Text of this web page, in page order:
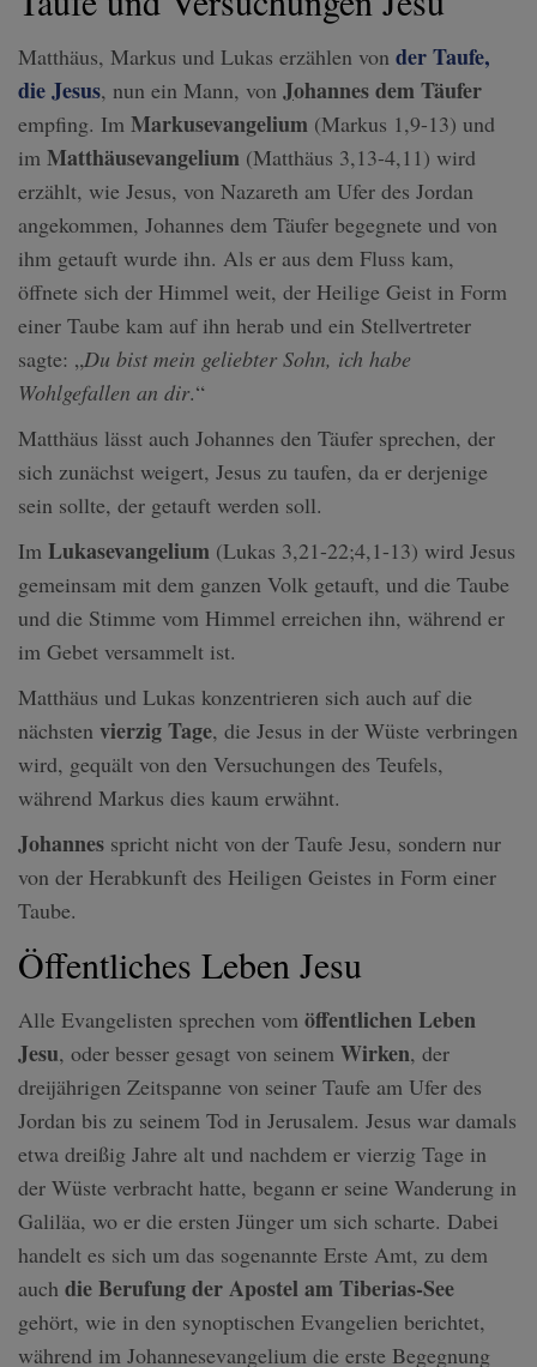
Matthäus, Markus und Lukas erzählen von der Taufe,
die Jesus, nun ein Mann, von Johannes dem Täufer
empfing. Im Markusevangelium (Markus 1,9-13) und
im Matthäusevangelium (Matthäus 3,13-4,11) wird
erzählt, wie Jesus, von Nazareth am Ufer des Jordan
angekommen, Johannes dem Täufer begegnete und von
ihm getauft wurde ihn. Als er aus dem Fluss kam,
öffnete sich der Himmel weit, der Heilige Geist in Form
einer Taube kam auf ihn herab und ein Stellvertreter
sagte: „Du bist mein geliebter Sohn, ich habe
Wohlgefallen an dir.“
Matthäus lässt auch Johannes den Täufer sprechen, der
sich zunächst weigert, Jesus zu taufen, da er derjenige
sein sollte, der getauft werden soll.
Im Lukasevangelium (Lukas 3,21-22;4,1-13) wird Jesus
gemeinsam mit dem ganzen Volk getauft, und die Taube
und die Stimme vom Himmel erreichen ihn, während er
im Gebet versammelt ist.
Matthäus und Lukas konzentrieren sich auch auf die
nächsten vierzig Tage, die Jesus in der Wüste verbringen
wird, gequält von den Versuchungen des Teufels,
während Markus dies kaum erwähnt.
Johannes spricht nicht von der Taufe Jesu, sondern nur
von der Herabkunft des Heiligen Geistes in Form einer
Taube.
Öffentliches Leben Jesu
Alle Evangelisten sprechen vom öffentlichen Leben
Jesu, oder besser gesagt von seinem Wirken, der
dreijährigen Zeitspanne von seiner Taufe am Ufer des
Jordan bis zu seinem Tod in Jerusalem. Jesus war damals
etwa dreißig Jahre alt und nachdem er vierzig Tage in
der Wüste verbracht hatte, begann er seine Wanderung in
Galiläa, wo er die ersten Jünger um sich scharte. Dabei
handelt es sich um das sogenannte Erste Amt, zu dem
auch die Berufung der Apostel am Tiberias-See
gehört, wie in den synoptischen Evangelien berichtet,
während im Johannesevangelium die erste Begegnung